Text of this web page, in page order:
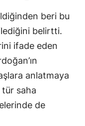
beri bu
belirtti.
ifade eden
anlatmaya
saha
de